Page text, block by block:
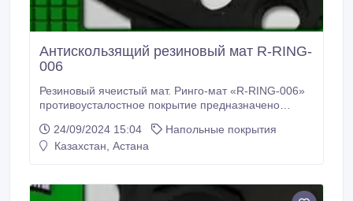
Антискользящий резиновый мат R-RING-
006
Резиновый ячеистый мат. Ринго-мат «R-RING-006»
противоусталостное покрытие предназначено
конвейерные линии, бары, ресепшн и т.п. Покрытие
обеспечивает мягкую, упругую поверхность, что
24/09/2024 15:04
Напольные покрытия
Казахстан, Астана